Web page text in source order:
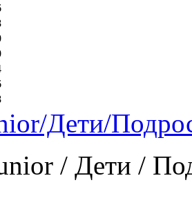
Дети/
/ Дети /